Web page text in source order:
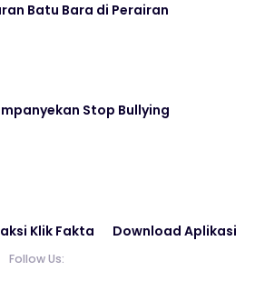
Batu Bara di Perairan
Stop Bullying
Klik Fakta Download Aplikasi
Follow Us: